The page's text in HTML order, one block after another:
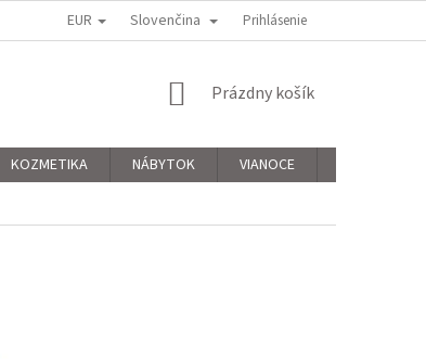
PODMIENKY OCHRANY OSOBNÝCH ÚDAJOV REKLAMAČNÝ
EUR Slovenčina Prihlásenie
NÁKUPNÝ
Prázdny košík
KOZMETIKA NÁBYTOK VIANOCE